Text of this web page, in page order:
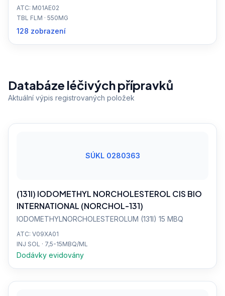
ATC: M01AE02
TBL FLM · 550MG
128 zobrazení
Databáze léčivých přípravků
Aktuální výpis registrovaných položek
SÚKL 0280363
(131I) IODOMETHYL NORCHOLESTEROL CIS BIO
INTERNATIONAL (NORCHOL-131)
IODOMETHYLNORCHOLESTEROLUM (131I) 15 MBQ
ATC: V09XA01
INJ SOL · 7,5-15MBQ/ML
Dodávky evidovány